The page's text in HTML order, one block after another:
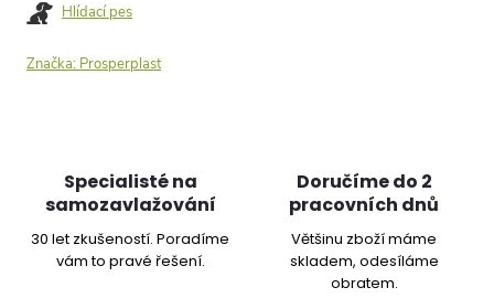
Hlídací pes
Značka: Prosperplast
Specialisté na
samozavlažování
30 let zkušeností. Poradíme
vám to pravé řešení.
Doručíme do 2
pracovních dnů
Většinu zboží máme
skladem, odesíláme
obratem.